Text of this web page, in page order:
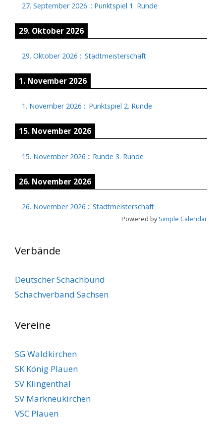
27. September 2026 :: Punktspiel 1. Runde
29. Oktober 2026
29. Oktober 2026 :: Stadtmeisterschaft
1. November 2026
1. November 2026 :: Punktspiel 2. Runde
15. November 2026
15. November 2026 :: Runde 3. Runde
26. November 2026
26. November 2026 :: Stadtmeisterschaft
Powered bySimple Calendar
Verbände
Deutscher Schachbund
Schachverband Sachsen
Vereine
SG Waldkirchen
SK König Plauen
SV Klingenthal
SV Markneukirchen
VSC Plauen